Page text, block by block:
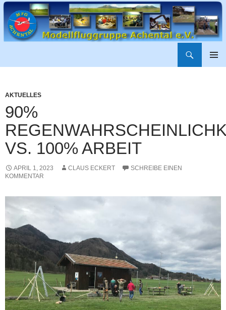
AKTUELLES
90%
VS. 100% ARBEIT
APRIL 1, 2023 CLAUS ECKERT
SCHREIBE EINEN
KOMMENTAR